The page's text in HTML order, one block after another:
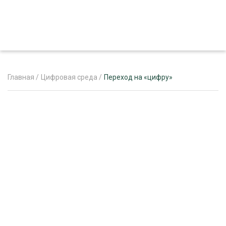
Главная / Цифровая среда / Переход на «цифру»